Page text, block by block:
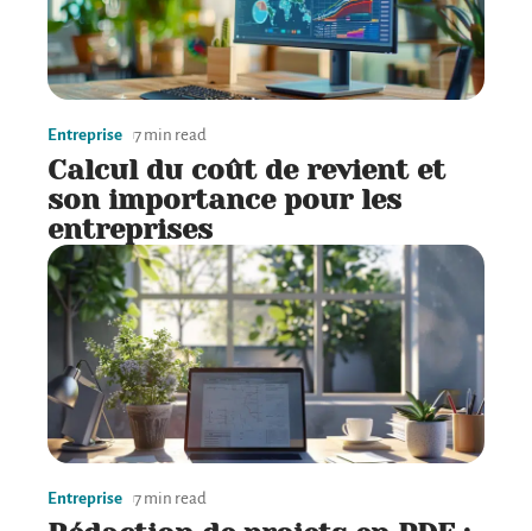
Entreprise 7 min read
Calcul du coût de revient et
son importance pour les
entreprises
Entreprise 7 min read